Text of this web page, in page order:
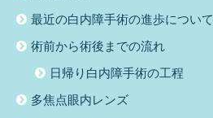
最近の白内障手術の進歩について
術前から術後までの流れ
日帰り白内障手術の工程
多焦点眼内レンズ